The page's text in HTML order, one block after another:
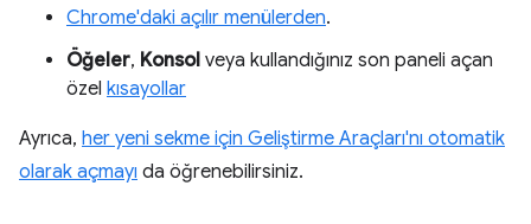
Chrome'daki açılır menülerden.
Öğeler, Konsol veya kullandığınız son paneli açan
özel kısayollar
Ayrıca, her yeni sekme için Geliştirme Araçları'nı otomatik
olarak açmayı da öğrenebilirsiniz.